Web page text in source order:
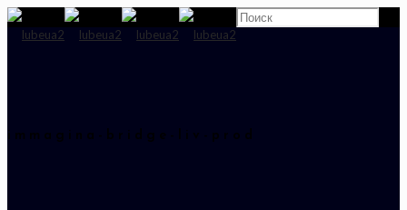
immagina-bridge-liv-prod